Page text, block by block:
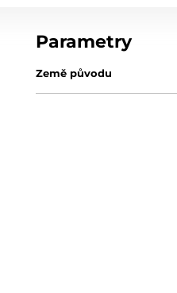
Parametry
Země původu